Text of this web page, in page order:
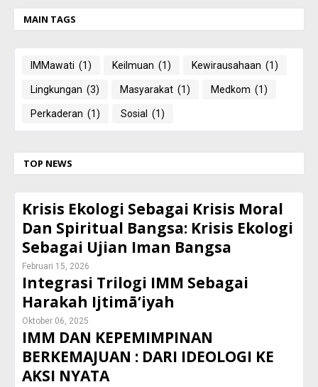
MAIN TAGS
IMMawati (1) Keilmuan (1) Kewirausahaan (1)
Lingkungan (3) Masyarakat (1) Medkom (1)
Perkaderan (1) Sosial (1)
TOP NEWS
Krisis Ekologi Sebagai Krisis Moral
Dan Spiritual Bangsa: Krisis Ekologi
Sebagai Ujian Iman Bangsa
Februari 15, 2026
Integrasi Trilogi IMM Sebagai
Harakah Ijtimā‘iyah
Oktober 06, 2025
IMM DAN KEPEMIMPINAN
BERKEMAJUAN : DARI IDEOLOGI KE
AKSI NYATA